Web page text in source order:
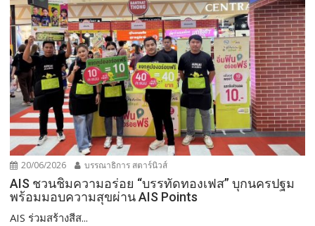
20/06/2026 บรรณาธิการ สตาร์นิวส์
AIS ชวนชิมความอร่อย “บรรทัดทองเฟส” บุกนครปฐม
พร้อมมอบความสุขผ่าน AIS Points
AIS ร่วมสร้างสีส...